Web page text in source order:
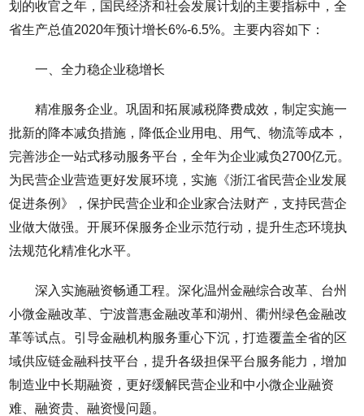
划的收官之年，国民经济和社会发展计划的主要指标中，全
省生产总值2020年预计增长6%-6.5%。主要内容如下：
一、全力稳企业稳增长
精准服务企业。巩固和拓展减税降费成效，制定实施一
批新的降本减负措施，降低企业用电、用气、物流等成本，
完善涉企一站式移动服务平台，全年为企业减负2700亿元。
为民营企业营造更好发展环境，实施《浙江省民营企业发展
促进条例》，保护民营企业和企业家合法财产，支持民营企
业做大做强。开展环保服务企业示范行动，提升生态环境执
法规范化精准化水平。
深入实施融资畅通工程。深化温州金融综合改革、台州
小微金融改革、宁波普惠金融改革和湖州、衢州绿色金融改
革等试点。引导金融机构服务重心下沉，打造覆盖全省的区
域供应链金融科技平台，提升各级担保平台服务能力，增加
制造业中长期融资，更好缓解民营企业和中小微企业融资
难、融资贵、融资慢问题。